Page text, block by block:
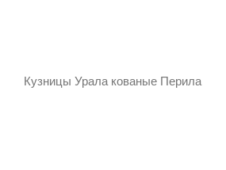
Кузницы Урала кованые Перила